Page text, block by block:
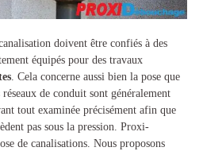
doivent être confiés à des
équipés pour des travaux
. Cela concerne aussi bien la pose que
de conduit sont généralement
tout examinée précisément afin que
pas sous la pression. Proxi-
de canalisations. Nous proposons